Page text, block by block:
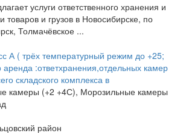
услуги ответственного хранения и
товаров и грузов в Новосибирске, по
Толмачёвское ...
А ( трёх температурный режим до +25;
:ответхранения,отдельных камер
складского комплекса в
камеры (+2 +4С), Морозильные камеры
район